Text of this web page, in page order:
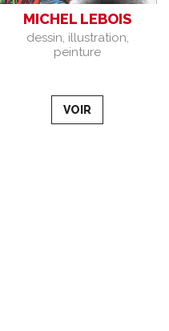
michel
lebois
MICHEL LEBOIS
dessin, illustration,
peinture
VOIR